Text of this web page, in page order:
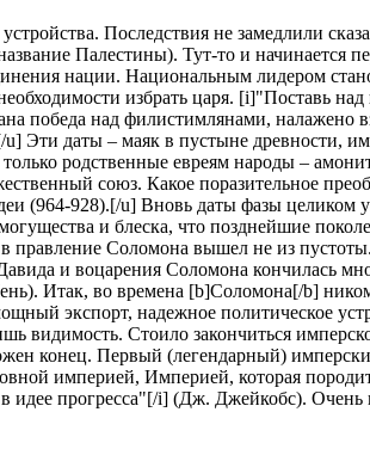
Последствия не замедлили
Палестины). Тут-то и начинается
нации. Национальным лидером
избрать царя. [i]"Поставь
победа над филистимлянами, налажено
Эти даты – маяк в пустыне древности,
родственные евреям народы –
союз. Какое поразительное
(964-928).[/u] Вновь даты фазы целиком
и блеска, что позднейшие
правление Соломона вышел не из
и воцарения Соломона кончилась
Итак, во времена [b]Соломона[/b]
экспорт, надежное политическое
видимость. Стоило закончиться
конец. Первый (легендарный)
империей, Империей, которая
идее прогресса"[/i] (Дж. Джейкобс). Очень